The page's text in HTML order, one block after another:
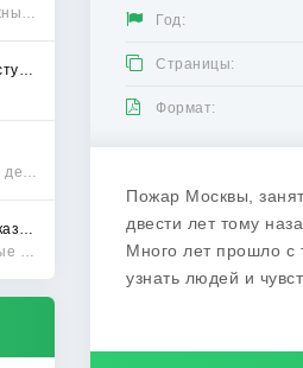
Год:
Страницы:
Формат:
Пожар Москвы,
двести лет тому
Много лет прошло с
узнать людей и